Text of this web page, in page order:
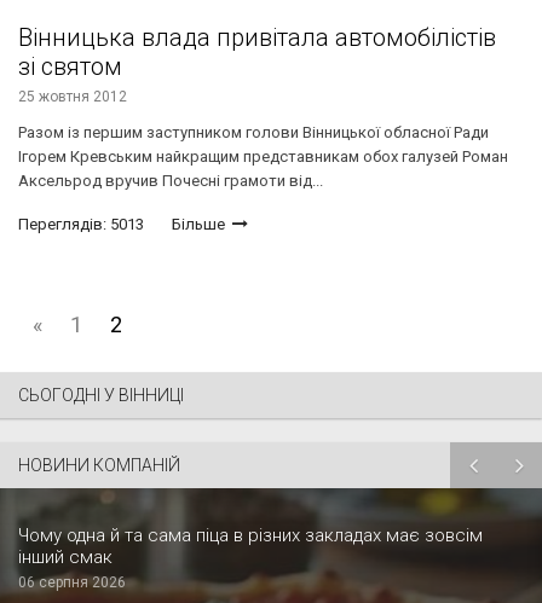
Вінницька влада привітала автомобілістів
зі святом
25 жовтня 2012
Разом із першим заступником голови Вінницької обласної Ради
Ігорем Кревським найкращим представникам обох галузей Роман
Аксельрод вручив Почесні грамоти від...
Переглядів: 5013 Більше
« 1 2
СЬОГОДНІ У ВІННИЦІ
НОВИНИ КОМПАНІЙ
Чому одна й та сама піца в різних закладах має зовсім
інший смак
06 серпня 2026